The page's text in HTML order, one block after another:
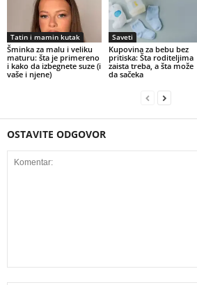
Tatin i mamin kutak
Šminka za malu i veliku
maturu: šta je primereno
i kako da izbegnete suze (i
vaše i njene)
Saveti
Kupovina za bebu bez
pritiska: Šta roditeljima
zaista treba, a šta može
da sačeka
OSTAVITE ODGOVOR